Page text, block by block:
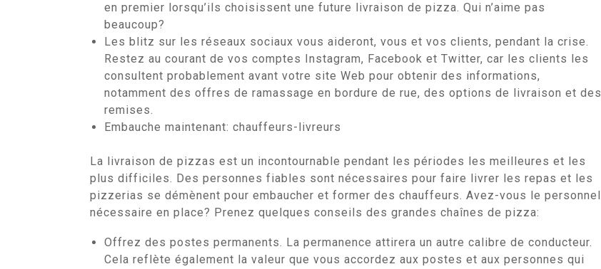
en premier lorsqu’ils choisissent une future livraison de pizza. Qui n’aime pas
beaucoup?
Les blitz sur les réseaux sociaux vous aideront, vous et vos clients, pendant la crise.
Restez au courant de vos comptes Instagram, Facebook et Twitter, car les clients les
consultent probablement avant votre site Web pour obtenir des informations,
notamment des offres de ramassage en bordure de rue, des options de livraison et des
remises.
Embauche maintenant: chauffeurs-livreurs
La livraison de pizzas est un incontournable pendant les périodes les meilleures et les
plus difficiles. Des personnes fiables sont nécessaires pour faire livrer les repas et les
pizzerias se démènent pour embaucher et former des chauffeurs. Avez-vous le personnel
nécessaire en place? Prenez quelques conseils des grandes chaînes de pizza:
Offrez des postes permanents. La permanence attirera un autre calibre de conducteur.
Cela reflète également la valeur que vous accordez aux postes et aux personnes qui